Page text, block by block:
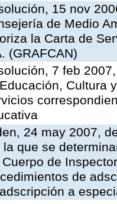
15 nov
de Medio
la Carta de
(GRAFCAN)
7 feb
Cultura
24 may 2007,
la que se
de
de
a